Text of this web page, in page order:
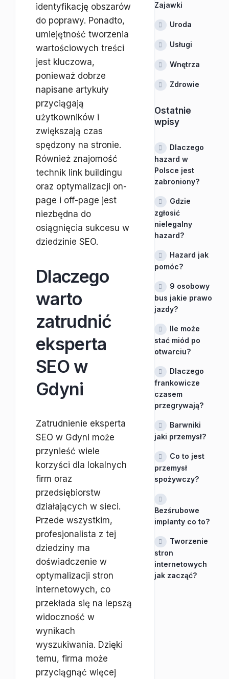
identyfikację obszarów
do poprawy. Ponadto,
umiejętność tworzenia
wartościowych treści
jest kluczowa,
ponieważ dobrze
napisane artykuły
przyciągają
użytkowników i
zwiększają czas
spędzony na stronie.
Również znajomość
technik link buildingu
oraz optymalizacji on-
page i off-page jest
niezbędna do
osiągnięcia sukcesu w
dziedzinie SEO.
Dlaczego
warto
zatrudnić
eksperta
SEO w
Gdyni
Zatrudnienie eksperta
SEO w Gdyni może
przynieść wiele
korzyści dla lokalnych
firm oraz
przedsiębiorstw
działających w sieci.
Przede wszystkim,
profesjonalista z tej
dziedziny ma
doświadczenie w
optymalizacji stron
internetowych, co
przekłada się na lepszą
widoczność w
wynikach
wyszukiwania. Dzięki
temu, firma może
przyciągnąć więcej
Zajawki
Uroda
Usługi
Wnętrza
Zdrowie
Ostatnie
wpisy
Dlaczego
hazard w
Polsce jest
zabroniony?
Gdzie
zgłosić
nielegalny
hazard?
Hazard jak
pomóc?
9 osobowy
bus jakie prawo
jazdy?
Ile może
stać miód po
otwarciu?
Dlaczego
frankowicze
czasem
przegrywają?
Barwniki
jaki przemysł?
Co to jest
przemysł
spożywczy?
Bezśrubowe
implanty co to?
Tworzenie
stron
internetowych
jak zacząć?